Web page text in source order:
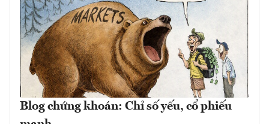
Blog chứng khoán: Chỉ số yếu, cổ phiếu